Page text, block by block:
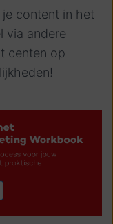
content in het
via andere
centen op